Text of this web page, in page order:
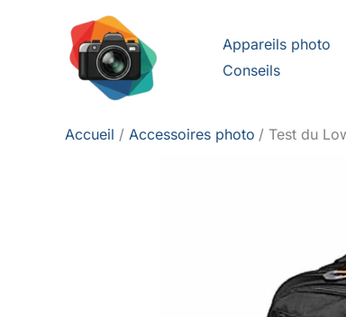
Appareils photo
Conseils
Accueil Accessoires photo Test du